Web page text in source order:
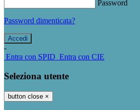
Password
Password dimenticata?
-
Entra con SPID Entra con CIE
Seleziona utente
button close ×